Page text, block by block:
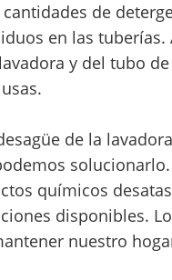
de
en las tuberías.
y del tubo
de la
químicos
disponibles.
nuestro